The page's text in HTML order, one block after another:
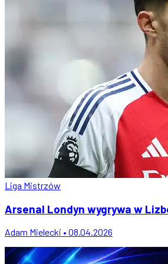
Liga Mistrzów
Arsenal Londyn wygrywa w
Adam Mielecki • 08.04.2026